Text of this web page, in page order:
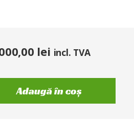
lei incl. TVA
Adaugă în coș